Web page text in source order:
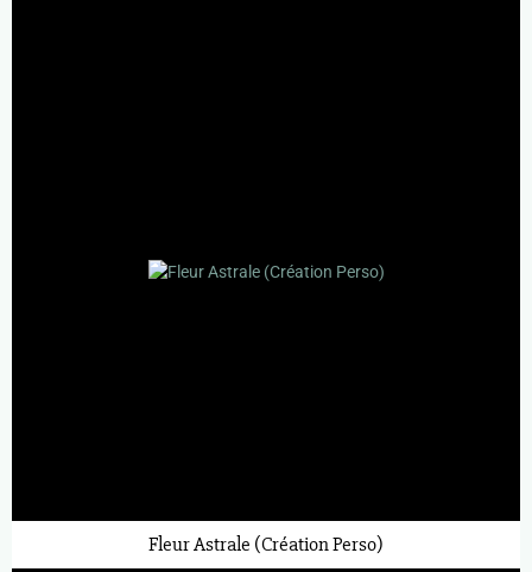
Fleur Astrale (Création Perso)